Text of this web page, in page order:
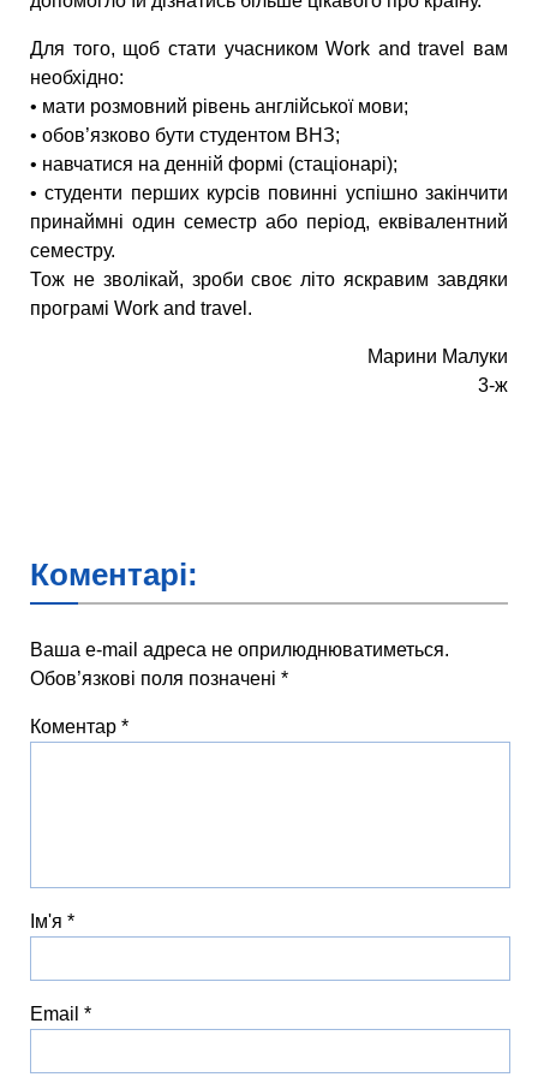
Для того, щоб стати учасником Work and travel вам
необхідно:
• мати розмовний рівень англійської мови;
• обов’язково бути студентом ВНЗ;
• навчатися на денній формі (стаціонарі);
• студенти перших курсів повинні успішно закінчити
принаймні один семестр або період, еквівалентний
семестру.
Тож не зволікай, зроби своє літо яскравим завдяки
програмі Work and travel.
Марини Малуки
3-ж
Коментарі:
Ваша e-mail адреса не оприлюднюватиметься.
Обов’язкові поля позначені *
Коментар *
Ім'я *
Email *